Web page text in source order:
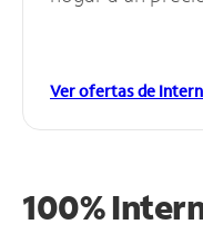
Ver ofertas de
100%